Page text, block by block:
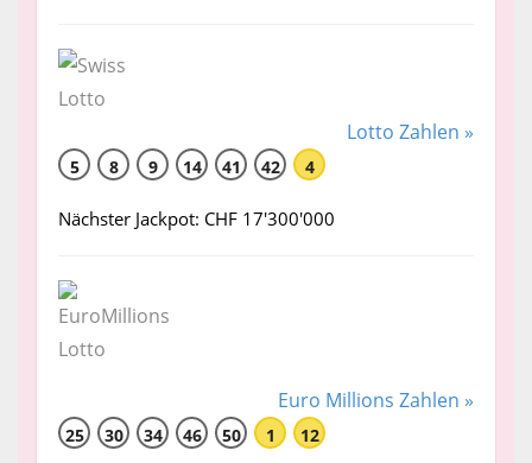
Lotto Zahlen »
5 8 9 14 41 42 4
Nächster Jackpot: CHF 17'300'000
Euro Millions Zahlen »
25 30 34 46 50 1 12